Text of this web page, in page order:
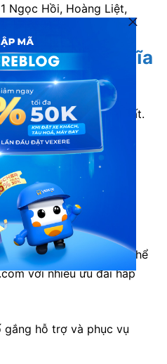
Ngọc Hồi, Hoàng Liệt,
vé xe Tín Nghĩa
1900 888684 – 1900
hỗ trợ đặt vé nhanh nhất.
Tín Nghĩa
xe giường nằm có thể
với nhiều ưu đãi hấp
hỗ trợ và phục vụ